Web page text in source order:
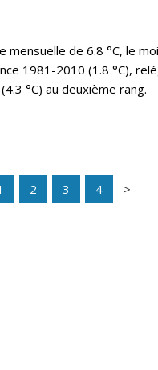
de 6.8 °C, le
1981-2010 (1.8 °C),
°C) au deuxième rang.
2 3 4